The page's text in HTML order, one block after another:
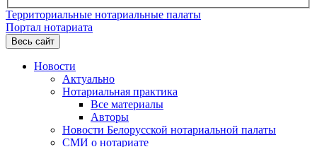
Территориальные нотариальные палаты
Портал нотариата
Весь сайт
Новости
Актуально
Нотариальная практика
Все материалы
Авторы
Новости Белорусской нотариальной палаты
СМИ о нотариате